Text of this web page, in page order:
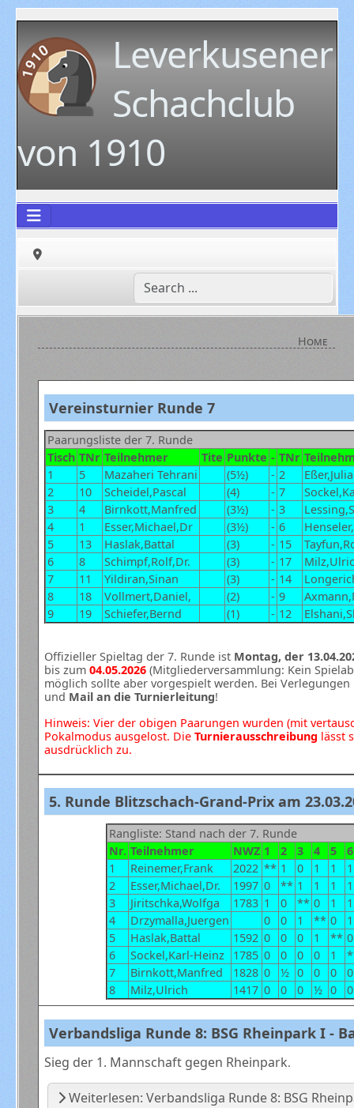
Leverkusener
Schachclub
von 1910
Home
Vereinsturnier Runde 7
Paarungsliste der 7. Runde
Tisch TNr Teilnehmer Tite Punkte - TNr
1
5 Mazaheri Tehrani (5½) - 2
2
10 Scheidel,Pascal (4) - 7
3
4 Birnkott,Manfred (3½) - 3
4
1 Esser,Michael,Dr (3½) - 6
5
13 Haslak,Battal (3) - 15
6
8 Schimpf,Rolf,Dr. (3) - 17
7
11 Yildiran,Sinan (3) - 14
8
18 Vollmert,Daniel, (2) - 9
9
19 Schiefer,Bernd (1) - 12
Offizieller Spieltag der 7. Runde ist Montag, der
bis zum 04.05.2026(Mitgliederversammlung: Kein
möglich sollte aber vorgespielt werden. Bei
und Mail an die Turnierleitung!
Hinweis: Vier der obigen Paarungen wurden (mit
Pokalmodus ausgelost. Die Turnierausschreibung lässt
ausdrücklich zu.
5. Runde Blitzschach-Grand-Prix am
Rangliste: Stand nach der 7. Runde
Nr. Teilnehmer NWZ 1 2 3 4 5
6
1
Reinemer,Frank 2022 ** 1 0 1 1
1
2
Esser,Michael,Dr. 1997 0 ** 1 1 1
1
3
Jiritschka,Wolfga 1783 1 0 ** 0 1
1
4
Drzymalla,Juergen 0 0 1 ** 0
1
5
Haslak,Battal 1592 0 0 0 1 ** 0
6
Sockel,Karl-Heinz 1785 0 0 0 0 1
7
Birnkott,Manfred 1828 0 ½ 0 0 0
0
8
Milz,Ulrich 1417 0 0 0 ½ 0 0
Verbandsliga Runde 8: BSG Rheinpark I -
Sieg der 1. Mannschaft gegen Rheinpark.
Weiterlesen: Verbandsliga Runde 8: BSG